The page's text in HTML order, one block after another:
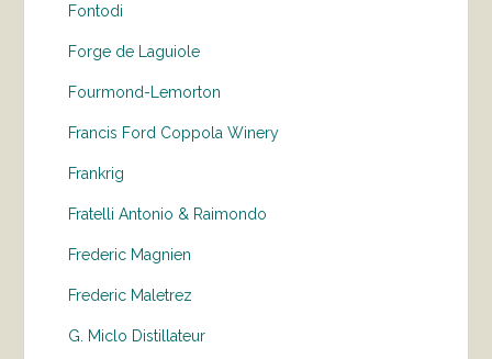
Fontodi
Forge de Laguiole
Fourmond-Lemorton
Francis Ford Coppola Winery
Frankrig
Fratelli Antonio & Raimondo
Frederic Magnien
Frederic Maletrez
G. Miclo Distillateur